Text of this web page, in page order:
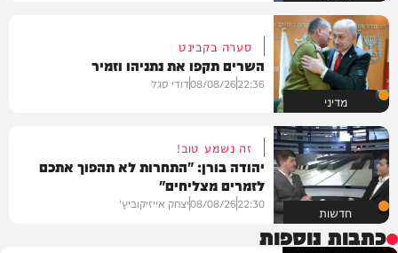
מדיני
סערה בקבינט
השרים תקפו את נתניהו וזמיר
22:36
08/08/26דודי סגל
חדשות
זה נשמע טוב!
יהודה בורן: "התחרות לא תהפוך אתכם
לזמרים מצליחים"
22:30
08/08/26יצחק אייזיקוביץ'
כתבות נוספות